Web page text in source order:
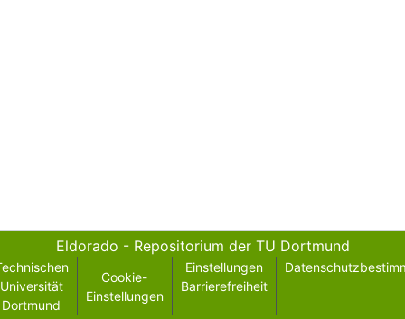
Eldorado - Repositorium der TU Dortmund
Universität
Dortmund
Cookie-
Einstellungen
Einstellungen
Barrierefreiheit